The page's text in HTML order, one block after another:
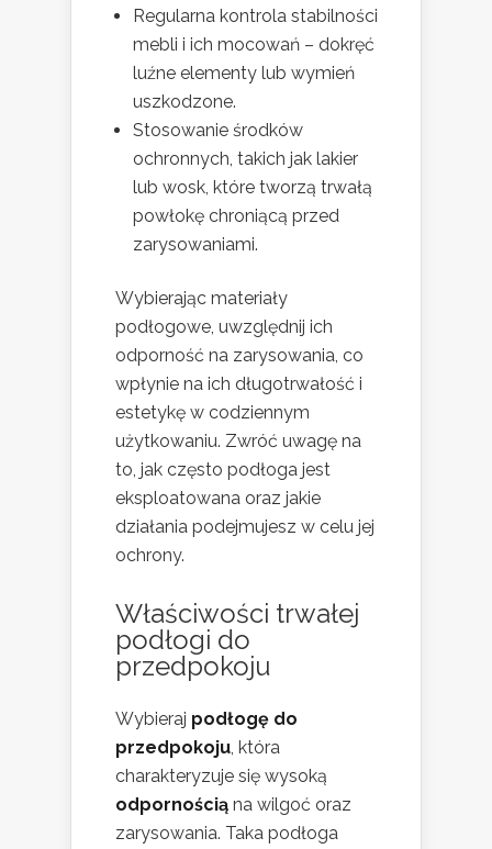
Regularna kontrola stabilności
mebli i ich mocowań – dokręć
luźne elementy lub wymień
uszkodzone.
Stosowanie środków
ochronnych, takich jak lakier
lub wosk, które tworzą trwałą
powłokę chroniącą przed
zarysowaniami.
Wybierając materiały
podłogowe, uwzględnij ich
odporność na zarysowania, co
wpłynie na ich długotrwałość i
estetykę w codziennym
użytkowaniu. Zwróć uwagę na
to, jak często podłoga jest
eksploatowana oraz jakie
działania podejmujesz w celu jej
ochrony.
Właściwości trwałej
podłogi do
przedpokoju
Wybieraj podłogę do
przedpokoju, która
charakteryzuje się wysoką
odpornością na wilgoć oraz
zarysowania. Taka podłoga